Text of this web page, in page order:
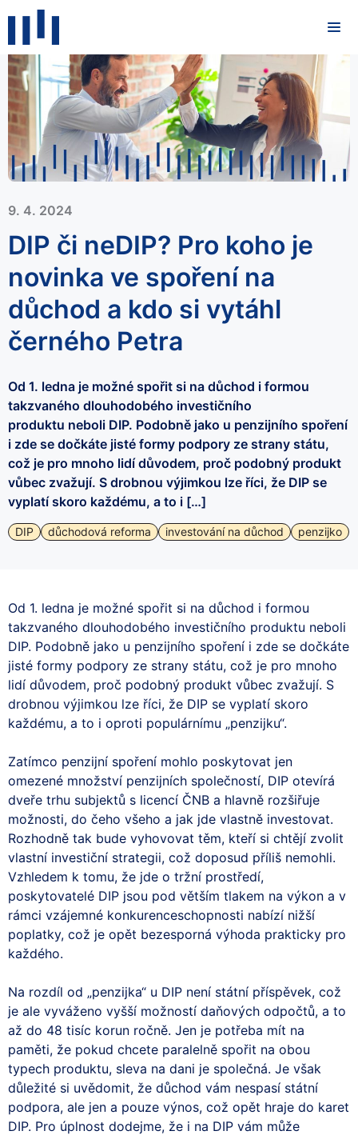
9. 4. 2024
DIP či neDIP? Pro koho je
novinka ve spoření na
důchod a kdo si vytáhl
černého Petra
Od 1. ledna je možné spořit si na důchod i formou
takzvaného dlouhodobého investičního
produktu neboli DIP. Podobně jako u penzijního spoření
i zde se dočkáte jisté formy podpory ze strany státu,
což je pro mnoho lidí důvodem, proč podobný produkt
vůbec zvažují. S drobnou výjimkou lze říci, že DIP se
vyplatí skoro každému, a to i […]
DIP důchodová reforma investování na důchod penzijko
Od 1. ledna je možné spořit si na důchod i formou
takzvaného dlouhodobého investičního produktu neboli
DIP. Podobně jako u penzijního spoření i zde se dočkáte
jisté formy podpory ze strany státu, což je pro mnoho
lidí důvodem, proč podobný produkt vůbec zvažují. S
drobnou výjimkou lze říci, že DIP se vyplatí skoro
každému, a to i oproti populárnímu „penzijku“.
Zatímco penzijní spoření mohlo poskytovat jen
omezené množství penzijních společností, DIP otevírá
dveře trhu subjektů s licencí ČNB a hlavně rozšiřuje
možnosti, do čeho všeho a jak jde vlastně investovat.
Rozhodně tak bude vyhovovat těm, kteří si chtějí zvolit
vlastní investiční strategii, což doposud příliš nemohli.
Vzhledem k tomu, že jde o tržní prostředí,
poskytovatelé DIP jsou pod větším tlakem na výkon a v
rámci vzájemné konkurenceschopnosti nabízí nižší
poplatky, což je opět bezesporná výhoda prakticky pro
každého.
Na rozdíl od „penzijka“ u DIP není státní příspěvek, což
je ale vyváženo vyšší možností daňových odpočtů, a to
až do 48 tisíc korun ročně. Jen je potřeba mít na
paměti, že pokud chcete paralelně spořit na obou
typech produktu, sleva na dani je společná. Je však
důležité si uvědomit, že důchod vám nespasí státní
podpora, ale jen a pouze výnos, což opět hraje do karet
DIP. Pro úplnost dodejme, že i na DIP vám může